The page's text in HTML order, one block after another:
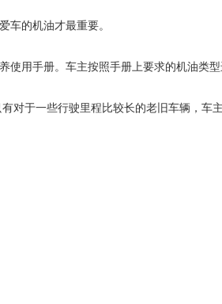
车的机油才最重要。
使用手册。车主按照手册上要求的机油类型
对于一些行驶里程比较长的老旧车辆，车